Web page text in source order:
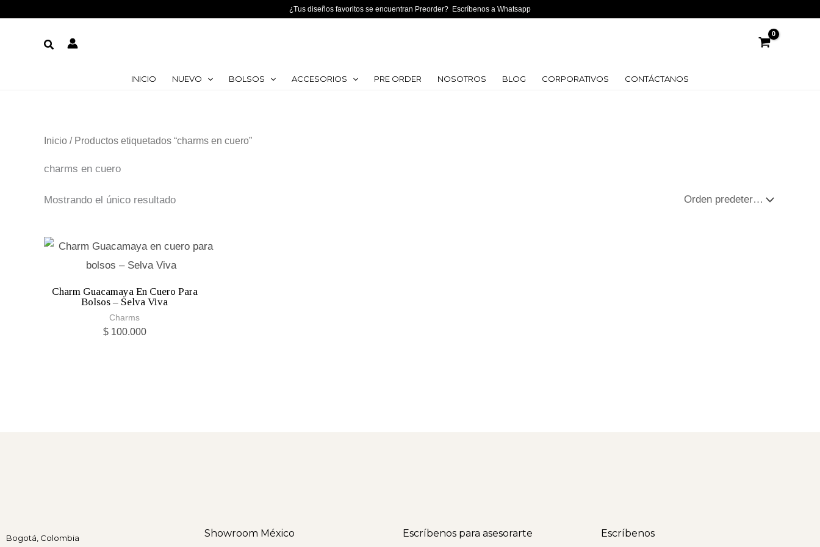
¿Tus diseños favoritos se encuentran Preorder? Escríbenos a Whatsapp
Buscar
INICIO NUEVO BOLSOS ACCESORIOS PRE ORDER NOSOTROS BLOG CORPORATIVOS CONTÁCTANOS
Inicio / Productos etiquetados “charms en cuero”
charms en cuero
Mostrando el único resultado
Charm Guacamaya En Cuero Para
Bolsos – Selva Viva
Charms
$100.000
Bogotá, Colombia Showroom México Escríbenos para asesorarte Escríbenos